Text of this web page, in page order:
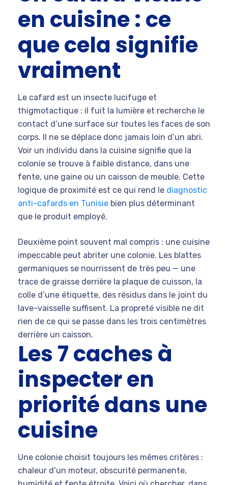
en cuisine : ce
que cela signifie
vraiment
Le cafard est un insecte lucifuge et
thigmotactique : il fuit la lumière et recherche le
contact d’une surface sur toutes les faces de son
corps. Il ne se déplace donc jamais loin d’un abri.
Voir un individu dans la cuisine signifie que la
colonie se trouve à faible distance, dans une
fente, une gaine ou un caisson de meuble. Cette
logique de proximité est ce qui rend le diagnostic
anti-cafards en Tunisie bien plus déterminant
que le produit employé.
Deuxième point souvent mal compris : une cuisine
impeccable peut abriter une colonie. Les blattes
germaniques se nourrissent de très peu — une
trace de graisse derrière la plaque de cuisson, la
colle d’une étiquette, des résidus dans le joint du
lave-vaisselle suffisent. La propreté visible ne dit
rien de ce qui se passe dans les trois centimètres
derrière un caisson.
Les 7 caches à
inspecter en
priorité dans une
cuisine
Une colonie choisit toujours les mêmes critères :
chaleur d’un moteur, obscurité permanente,